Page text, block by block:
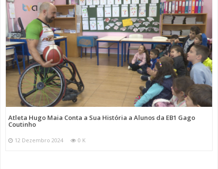
Atleta Hugo Maia Conta a Sua História a Alunos da EB1 Gago
Coutinho
12 Dezembro 2024 0 K